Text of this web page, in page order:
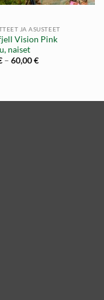
JA ASUSTEET
Vision Pink
naiset
– 60,00€Hintaluokka: